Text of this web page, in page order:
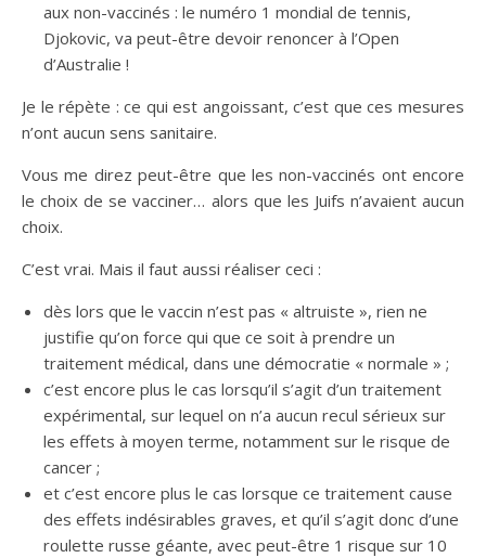
aux non-vaccinés : le numéro 1 mondial de tennis,
Djokovic, va peut-être devoir renoncer à l’Open
d’Australie !
Je le répète : ce qui est angoissant, c’est que ces mesures
n’ont aucun sens sanitaire.
Vous me direz peut-être que les non-vaccinés ont encore
le choix de se vacciner… alors que les Juifs n’avaient aucun
choix.
C’est vrai. Mais il faut aussi réaliser ceci :
dès lors que le vaccin n’est pas « altruiste », rien ne
justifie qu’on force qui que ce soit à prendre un
traitement médical, dans une démocratie « normale » ;
c’est encore plus le cas lorsqu’il s’agit d’un traitement
expérimental, sur lequel on n’a aucun recul sérieux sur
les effets à moyen terme, notamment sur le risque de
cancer ;
et c’est encore plus le cas lorsque ce traitement cause
des effets indésirables graves, et qu’il s’agit donc d’une
roulette russe géante, avec peut-être 1 risque sur 10